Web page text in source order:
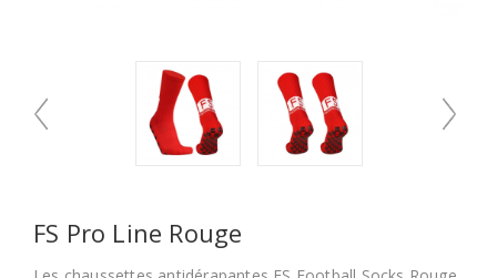
FS Pro Line Rouge